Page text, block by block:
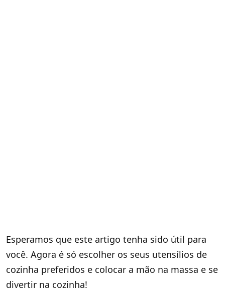
Esperamos que este artigo tenha sido útil para
você. Agora é só escolher os seus utensílios de
cozinha preferidos e colocar a mão na massa e se
divertir na cozinha!